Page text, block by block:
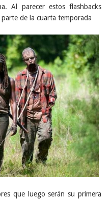
Al parecer estos flashbacks
de la cuarta temporada
que luego serán su primera